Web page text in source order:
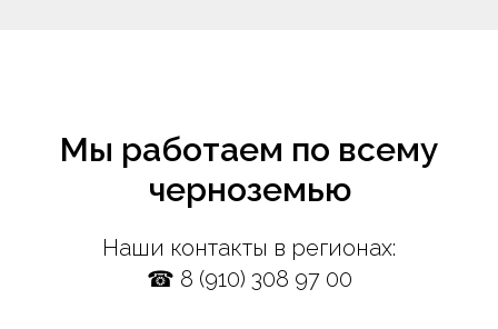
Мы работаем по всему
черноземью
Наши контакты в регионах:
☎ 8 (910) 308 97 00